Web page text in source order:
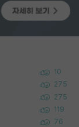
10
275
275
119
76